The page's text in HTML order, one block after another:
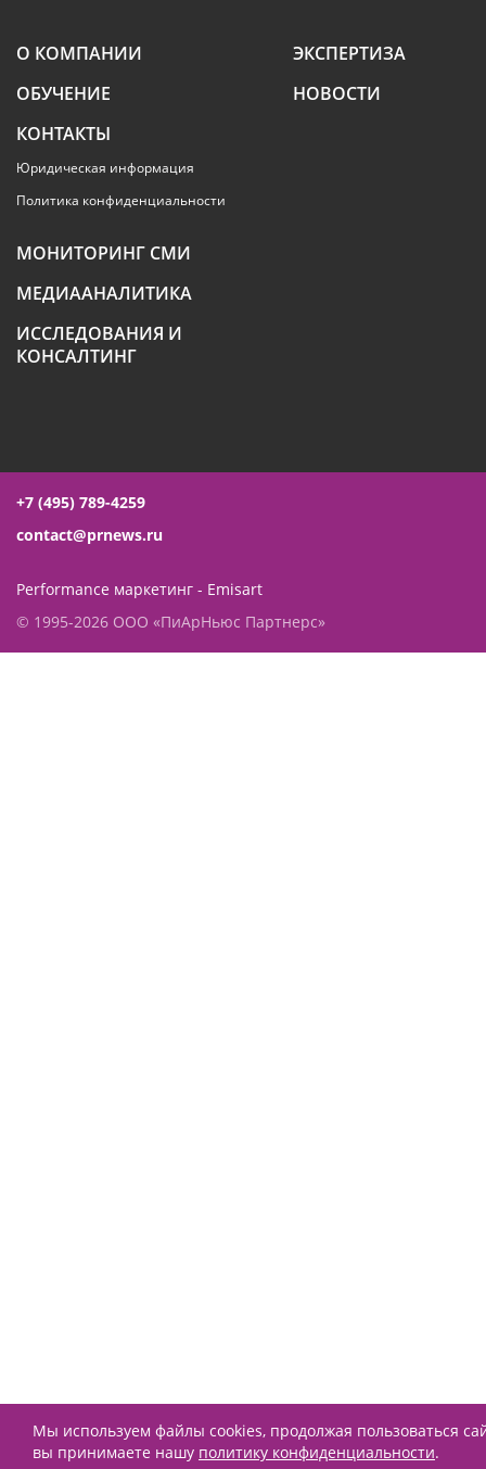
О КОМПАНИИ
ЭКСПЕРТИЗА
ОБУЧЕНИЕ
НОВОСТИ
КОНТАКТЫ
Юридическая информация
Политика конфиденциальности
МОНИТОРИНГ СМИ
МЕДИААНАЛИТИКА
ИССЛЕДОВАНИЯ И
КОНСАЛТИНГ
© 1995-2026 ООО «ПиАрНьюс Партнерс»
+7 (495) 789-4259
contact@prnews.ru
Performance маркетинг - Emisart
Мы используем файлы cookies, продолжая пользоваться
вы принимаете нашу политику конфиденциальности.